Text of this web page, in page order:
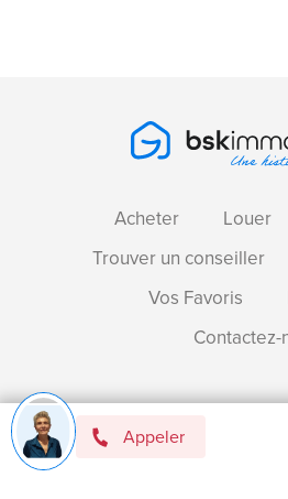
Appeler
Acheter Louer
Trouver un conseiller
Vos Favoris
Contactez-
Devenir mandataire